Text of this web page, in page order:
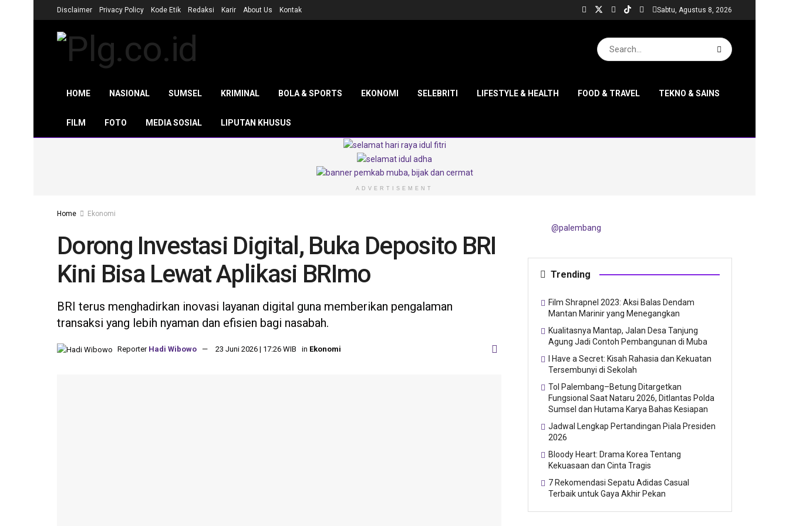
Disclaimer Privacy Policy Kode Etik Redaksi Karir About Us Kontak Sabtu, Agustus 8, 2026
HOME NASIONAL SUMSEL KRIMINAL BOLA & SPORTS EKONOMI SELEBRITI LIFESTYLE & HEALTH FOOD & TRAVEL TEKNO & SAINS
FILM FOTO MEDIA SOSIAL LIPUTAN KHUSUS
ADVERTISEMENT
Home Ekonomi
Dorong Investasi Digital, Buka Deposito BRI
Kini Bisa Lewat Aplikasi BRImo
BRI terus menghadirkan inovasi layanan digital guna memberikan pengalaman
transaksi yang lebih nyaman dan efisien bagi nasabah.
Reporter Hadi Wibowo 23 Juni 2026 | 17:26 WIB in Ekonomi
@palembang
Trending
Film Shrapnel 2023: Aksi Balas Dendam
Mantan Marinir yang Menegangkan
Kualitasnya Mantap, Jalan Desa Tanjung
Agung Jadi Contoh Pembangunan di Muba
I Have a Secret: Kisah Rahasia dan Kekuatan
Tersembunyi di Sekolah
Tol Palembang–Betung Ditargetkan
Fungsional Saat Nataru 2026, Ditlantas Polda
Sumsel dan Hutama Karya Bahas Kesiapan
Jadwal Lengkap Pertandingan Piala Presiden
2026
Bloody Heart: Drama Korea Tentang
Kekuasaan dan Cinta Tragis
7 Rekomendasi Sepatu Adidas Casual
Terbaik untuk Gaya Akhir Pekan